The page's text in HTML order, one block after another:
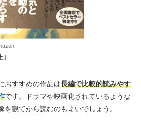
おすすめの作品は長編で比較的読みやす
です。ドラマや映画化されているような
観てから読むのもよいでしょう。